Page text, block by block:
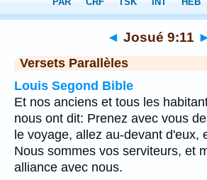
Chapitre 9> Verset 11
◄ Josué 9:11
Versets Parallèles
Louis Segond Bible
Et nos anciens et tous les
nous ont dit: Prenez avec vous
le voyage, allez au-devant d'eux,
Nous sommes vos serviteurs, et
alliance avec nous.